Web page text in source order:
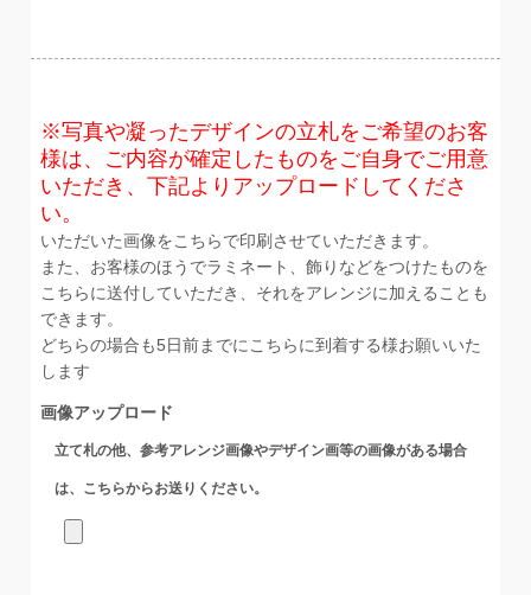
※写真や凝ったデザインの立札をご希望のお客
様は、ご内容が確定したものをご自身でご用意
いただき、下記よりアップロードしてくださ
い。
いただいた画像をこちらで印刷させていただきます。
また、お客様のほうでラミネート、飾りなどをつけたものを
こちらに送付していただき、それをアレンジに加えることも
できます。
どちらの場合も5日前までにこちらに到着する様お願いいた
します
画像アップロード
立て札の他、参考アレンジ画像やデザイン画等の画像がある場合
は、こちらからお送りください。